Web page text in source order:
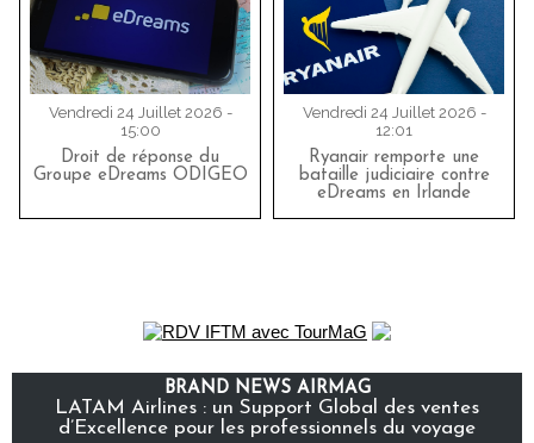
Vendredi 24 Juillet 2026 -
15:00
Droit de réponse du
Groupe eDreams ODIGEO
Vendredi 24 Juillet 2026 -
12:01
Ryanair remporte une
bataille judiciaire contre
eDreams en Irlande
BRAND NEWS AIRMAG
LATAM Airlines : un Support Global des ventes
d’Excellence pour les professionnels du voyage